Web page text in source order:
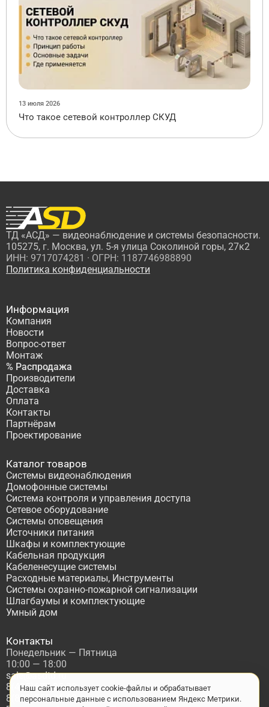
13 июля 2026
Что такое сетевой контроллер СКУД
ТД «АСД» — видеонаблюдение и системы безопасности.
105275, г. Москва, ул. 5-я улица Соколиной горы, 27к2
ИНН: 9717074281 · ОГРН: 1187746988890
Политика конфиденциальности
Информация
Компания
Новости
Вопрос-ответ
Монтаж
% Распродажа
Производители
Доставка
Оплата
Контакты
Партнёрам
Проектирование
Каталог товаров
Системы видеонаблюдения
Домофонные системы
Система контроля и управления доступа
Сетевое оборудование
Системы оповещения
Источники питания
Шкафы и комплектующие
Кабельная продукция
Кабеленесущие системы
Расходные материалы, Инструменты
Системы охранно-пожарной сигнализации
Шлагбаумы и комплектующие
Умный дом
Контакты
Понедельник — Пятница
10:00 — 18:00
sale@asdtd.ru
8(495)677-95-20
8(800)555-06-68
Наш сайт использует cookie-файлы и обрабатывает
персональные данные с использованием Яндекс Метрики.